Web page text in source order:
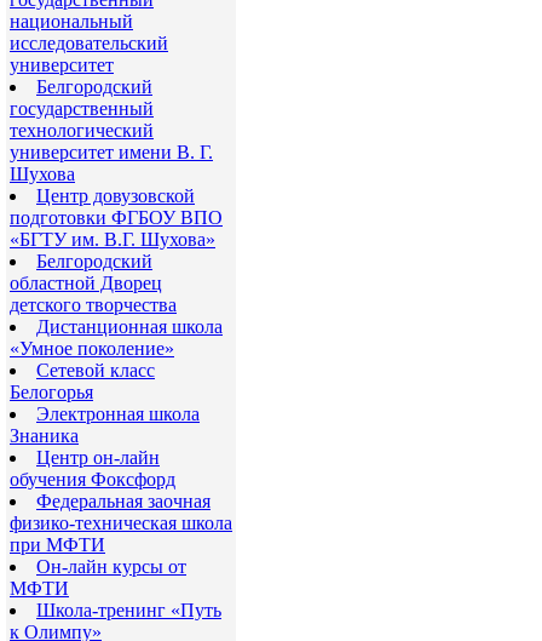
национальный
исследовательский
университет
Белгородский
государственный
технологический
университет имени В. Г.
Шухова
Центр довузовской
подготовки ФГБОУ ВПО
«БГТУ им. В.Г. Шухова»
Белгородский
областной Дворец
детского творчества
Дистанционная школа
«Умное поколение»
Сетевой класс
Белогорья
Электронная школа
Знаника
Центр он-лайн
обучения Фоксфорд
Федеральная заочная
физико-техническая школа
при МФТИ
Он-лайн курсы от
МФТИ
Школа-тренинг «Путь
к Олимпу»